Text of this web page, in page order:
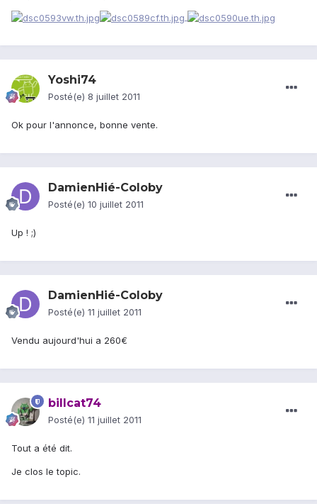
Yoshi74
Posté(e) 8 juillet 2011
Ok pour l'annonce, bonne vente.
DamienHié-Coloby
Posté(e) 10 juillet 2011
Up ! ;)
DamienHié-Coloby
Posté(e) 11 juillet 2011
Vendu aujourd'hui a 260€
billcat74
Posté(e) 11 juillet 2011
Tout a été dit.
Je clos le topic.